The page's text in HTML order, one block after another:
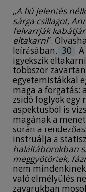
„A fiú jelentés
sárga csillagot,
felvarrják
eltakarni”.
leírásában. 30
igyekszik
többször
egyetemistákkal
maga a forgatás:
zsidó foglyok egy
aspektusból is
magának a
során a
instruálja a
haláltáborokban
meggyötörtek,
nem
való elmélyülés
zavarukban